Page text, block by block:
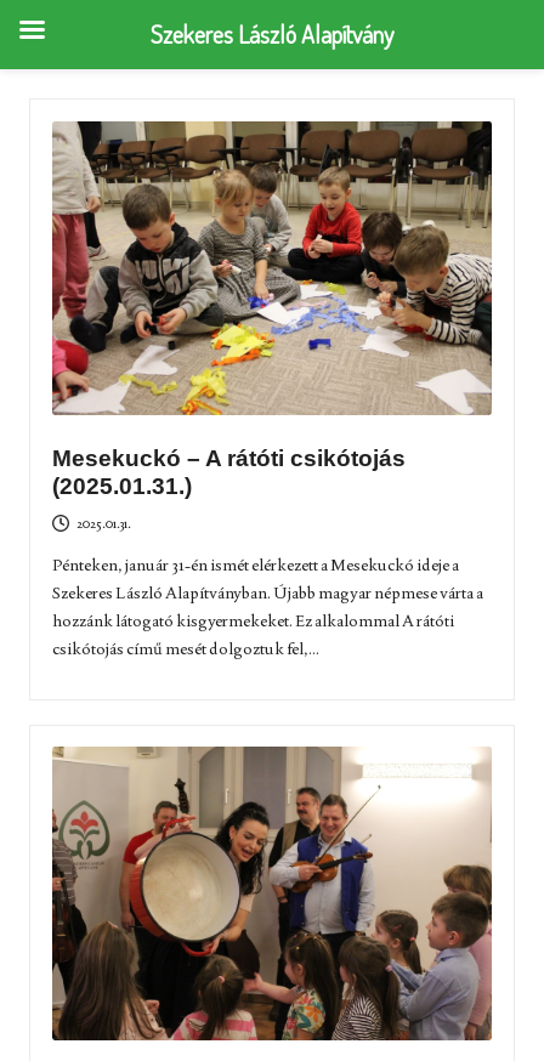
Mesekuckó – A rátóti csikótojás
(2025.01.31.)
2025.01.31.
Pénteken, január 31-én ismét elérkezett a Mesekuckó ideje a
Szekeres László Alapítványban. Újabb magyar népmese várta a
hozzánk látogató kisgyermekeket. Ez alkalommal A rátóti
csikótojás című mesét dolgoztuk fel,...
Szekeres László Alapítvány